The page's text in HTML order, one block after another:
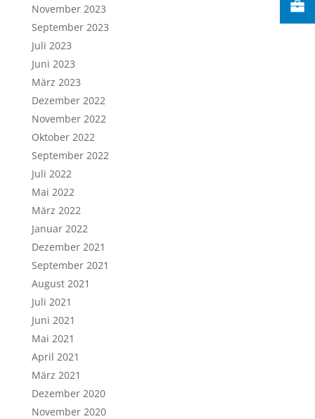
November 2023
September 2023
Juli 2023
Juni 2023
März 2023
Dezember 2022
November 2022
Oktober 2022
September 2022
Juli 2022
Mai 2022
März 2022
Januar 2022
Dezember 2021
September 2021
August 2021
Juli 2021
Juni 2021
Mai 2021
April 2021
März 2021
Dezember 2020
November 2020